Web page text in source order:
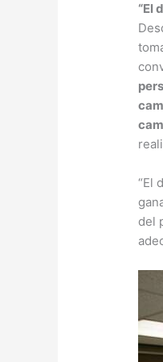
“El
“El
del